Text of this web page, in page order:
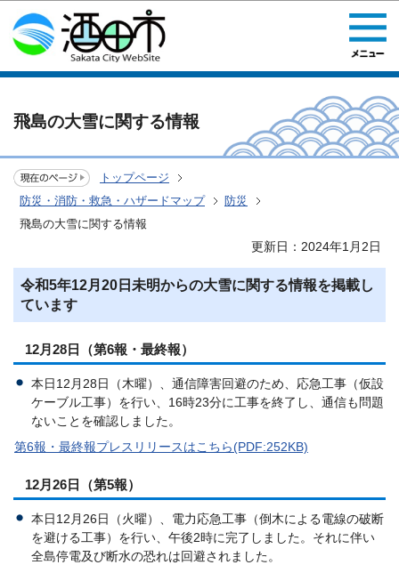
このページの本文へ移動
飛島の大雪に関する情報
トップページ
防災・消防・救急・ハザードマップ
防災
飛島の大雪に関する情報
更新日：2024年1月2日
令和5年12月20日未明からの大雪に関する情報を掲載し
ています
12月28日（第6報・最終報）
本日12月28日（木曜）、通信障害回避のため、応急工事（仮設
ケーブル工事）を行い、16時23分に工事を終了し、通信も問題
ないことを確認しました。
第6報・最終報プレスリリースはこちら(PDF:252KB)
12月26日（第5報）
本日12月26日（火曜）、電力応急工事（倒木による電線の破断
を避ける工事）を行い、午後2時に完了しました。それに伴い
全島停電及び断水の恐れは回避されました。